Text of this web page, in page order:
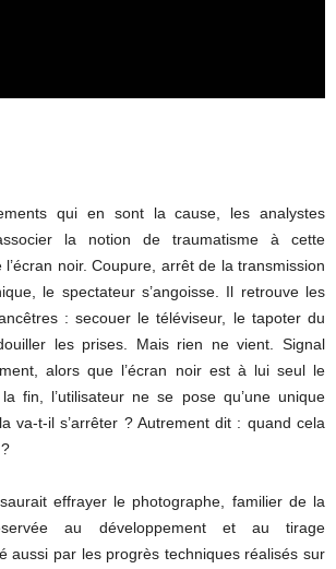
qui en sont la cause, les analystes
la notion de traumatisme à cette
noir. Coupure, arrêt de la transmission
le spectateur s’angoisse. Il retrouve les
: secouer le téléviseur, le tapoter du
les prises. Mais rien ne vient. Signal
alors que l’écran noir est à lui seul le
fin, l’utilisateur ne se pose qu’une unique
va-t-il s’arrêter ? Autrement dit : quand cela
effrayer le photographe, familier de la
au développement et au tirage
aussi par les progrès techniques réalisés sur